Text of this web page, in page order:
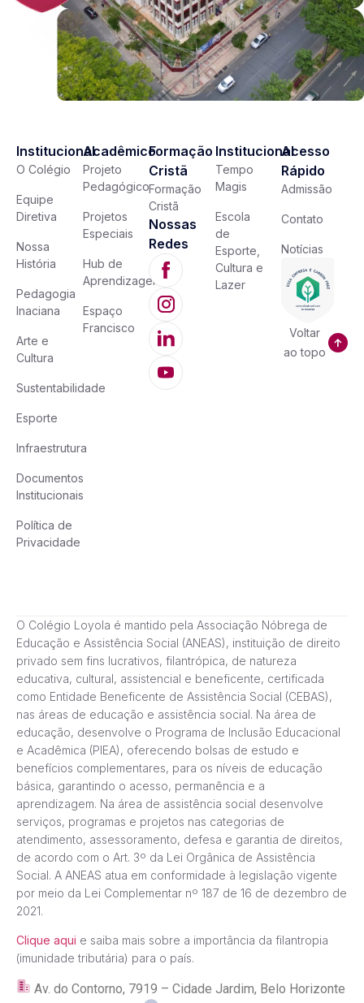
Institucional
O Colégio
Equipe
Diretiva
Nossa
História
Pedagogia
Inaciana
Arte e
Cultura
Sustentabilidade
Esporte
Infraestrutura
Documentos
Institucionais
Política de
Privacidade
Acadêmico
Projeto
Pedagógico
Projetos
Especiais
Hub de
Aprendizagem
Espaço
Francisco
Formação
Cristã
Formação
Cristã
Nossas
Redes
Institucional
Tempo
Magis
Escola
de
Esporte,
Cultura e
Lazer
Acesso
Rápido
Admissão
Contato
Notícias
Voltar
ao topo
O Colégio Loyola é mantido pela Associação Nóbrega de
Educação e Assistência Social (ANEAS), instituição de direito
privado sem fins lucrativos, filantrópica, de natureza
educativa, cultural, assistencial e beneficente, certificada
como Entidade Beneficente de Assistência Social (CEBAS),
nas áreas de educação e assistência social. Na área de
educação, desenvolve o Programa de Inclusão Educacional
e Acadêmica (PIEA), oferecendo bolsas de estudo e
benefícios complementares, para os níveis de educação
básica, garantindo o acesso, permanência e a
aprendizagem. Na área de assistência social desenvolve
serviços, programas e projetos nas categorias de
atendimento, assessoramento, defesa e garantia de direitos,
de acordo com o Art. 3º da Lei Orgânica de Assistência
Social. A ANEAS atua em conformidade à legislação vigente
por meio da Lei Complementar nº 187 de 16 de dezembro de
2021.
Clique aqui e saiba mais sobre a importância da filantropia
(imunidade tributária) para o país.
Av. do Contorno, 7919 – Cidade Jardim, Belo Horizonte